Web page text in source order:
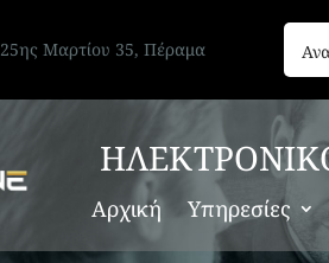
25ης Μαρτίου 35, Πέραμα
Αρχική Υπηρεσίες